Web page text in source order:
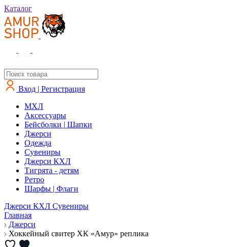
Каталог
Вход | Регистрация
MXЛ
Аксессуары
Бейсболки | Шапки
Джерси
Одежда
Сувениры
Джерси КХЛ
Тигрята - детям
Ретро
Шарфы | Флаги
Джерси КХЛ Сувениры
Главная
Джерси
Хоккейный свитер ХК «Амур» реплика